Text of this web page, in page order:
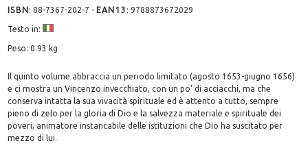
ISBN:88-7367-202-7 - EAN13 :9788873672029
Testo in:
Peso: 0.93 kg
Il quinto volume abbraccia un periodo limitato (agosto 1653-giugno 1656)
e ci mostra un Vincenzo invecchiato, con un po' di acciacchi, ma che
conserva intatta la sua vivacità spirituale ed è attento a tutto, sempre
pieno di zelo per la gloria di Dio e la salvezza materiale e spirituale dei
poveri, animatore instancabile delle istituzioni che Dio ha suscitato per
mezzo di lui.